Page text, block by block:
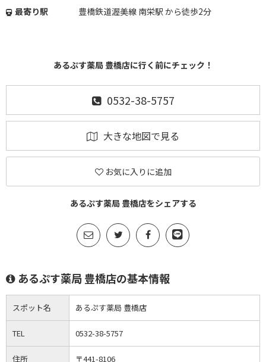
最寄り駅
豊橋鉄道渥美線 南栄駅 から徒歩2分
あるぷす薬局 豊橋店に行く前にチェック！
0532-38-5757
大きな地図で見る
お気に入りに追加
あるぷす薬局 豊橋店をシェアする
あるぷす薬局 豊橋店の基本情報
スポット名 あるぷす薬局 豊橋店
TEL 0532-38-5757
住所
〒441-8106